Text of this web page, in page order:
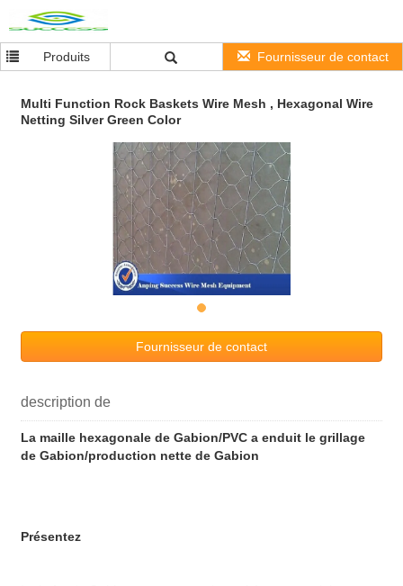
Produits Fournisseur de contact
Multi Function Rock Baskets Wire Mesh , Hexagonal Wire
Netting Silver Green Color
Fournisseur de contact
description de
La maille hexagonale de Gabion/PVC a enduit le grillage
de Gabion/production nette de Gabion
Présentez